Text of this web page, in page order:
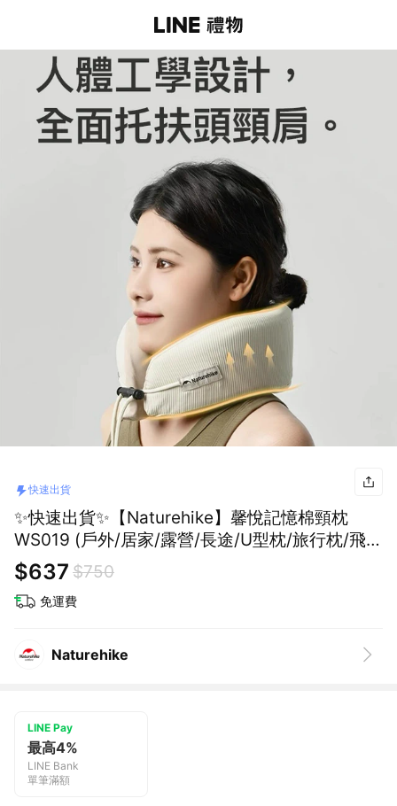
快速出貨
✨快速出貨✨【Naturehike】馨悅記憶棉頸枕
WS019 (戶外/居家/露營/長途/U型枕/旅行枕/飛機
枕/生日/交換禮物)
$637 $750
免運費
Naturehike
LINE Pay
最高4%
LINE Bank
單筆滿額